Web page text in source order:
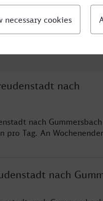
nach
nach
Tag. An
nach